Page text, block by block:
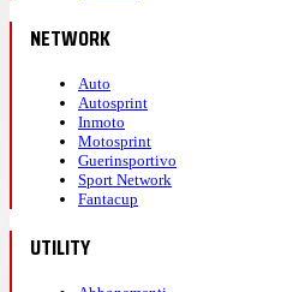
NETWORK
Auto
Autosprint
Inmoto
Motosprint
Guerinsportivo
Sport Network
Fantacup
UTILITY